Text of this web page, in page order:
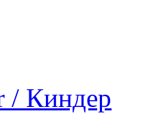
/ Киндер